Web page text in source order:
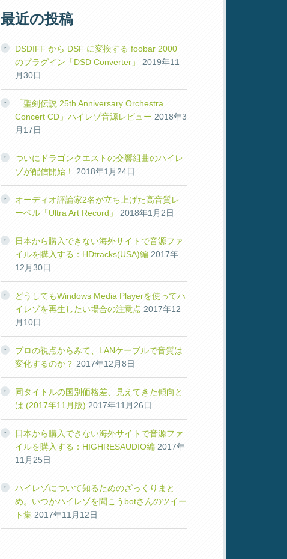
最近の投稿
DSDIFF から DSF に変換する foobar 2000
のプラグイン「DSD Converter」
2019年11
月30日
「聖剣伝説 25th Anniversary Orchestra
Concert CD」ハイレゾ音源レビュー 2018年3
月17日
ついにドラゴンクエストの交響組曲のハイレ
ゾが配信開始！
2018年1月24日
オーディオ評論家2名が立ち上げた高音質レ
ーベル「Ultra Art Record」
2018年1月2日
日本から購入できない海外サイトで音源ファ
イルを購入する：HDtracks(USA)編 2017年
12月30日
どうしてもWindows Media Playerを使ってハ
イレゾを再生したい場合の注意点 2017年12
月10日
プロの視点からみて、LANケーブルで音質は
変化するのか？ 2017年12月8日
同タイトルの国別価格差、見えてきた傾向と
は (2017年11月版) 2017年11月26日
日本から購入できない海外サイトで音源ファ
イルを購入する：HIGHRESAUDIO編 2017年
11月25日
ハイレゾについて知るためのざっくりまと
め。いつかハイレゾを聞こうbotさんのツイー
ト集 2017年11月12日